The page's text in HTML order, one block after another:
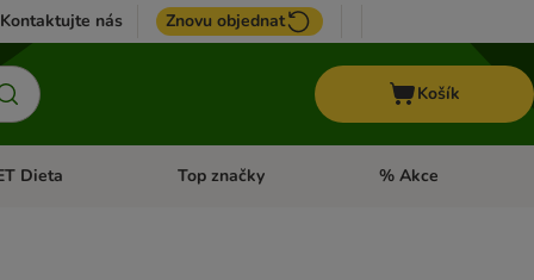
Kontaktujte nás Znovu objednat
Košík
menu: Koně
Dieta Otevřít menu: + VET Dieta
Top značky Otevřít menu: Top
% Akce